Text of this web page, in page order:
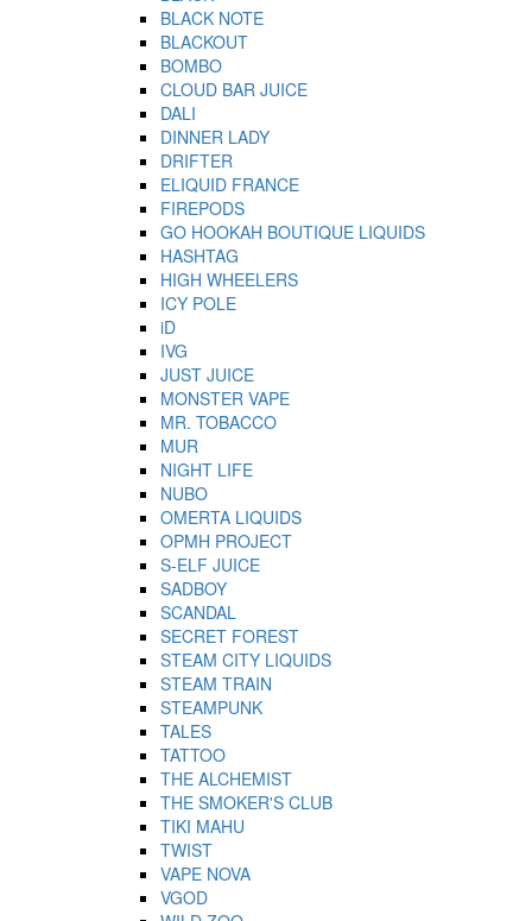
BLACK NOTE
BLACKOUT
BOMBO
CLOUD BAR JUICE
DALI
DINNER LADY
DRIFTER
ELIQUID FRANCE
FIREPODS
GO HOOKAH BOUTIQUE LIQUIDS
HASHTAG
HIGH WHEELERS
ICY POLE
iD
IVG
JUST JUICE
MONSTER VAPE
MR. TOBACCO
MUR
NIGHT LIFE
NUBO
OMERTA LIQUIDS
OPMH PROJECT
S-ELF JUICE
SADBOY
SCANDAL
SECRET FOREST
STEAM CITY LIQUIDS
STEAM TRAIN
STEAMPUNK
TALES
TATTOO
THE ALCHEMIST
THE SMOKER'S CLUB
TIKI MAHU
TWIST
VAPE NOVA
VGOD